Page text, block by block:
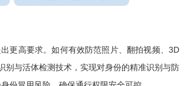
高要求。如何有效防范照片、翻拍视频、3D
别与活体检测技术，实现对身份的精准识别与防